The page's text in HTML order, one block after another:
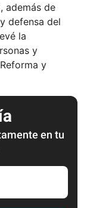
además de
defensa del
la
y
y
en tu